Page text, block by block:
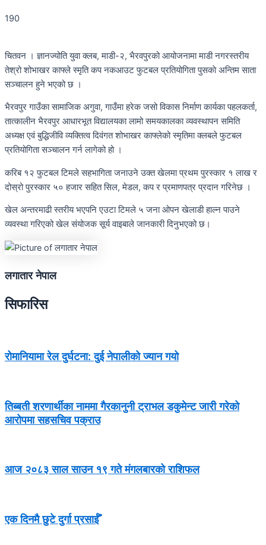
190
चितवन । ज्ञानज्योति युवा क्लब, माडी-२, भैरवपुरको आयोजनामा माडी नगरस्तरीय
तेश्रो शोभाखर काफ्ले स्मृति कप नकआउट फुटबल प्रतियोगिता पुसकाे अन्तिम साता
सञ्चालन हुने भएको छ ।
भैरवपुर गाउँका सामाजिक अगुवा, गाउँमा हरेक जसो विकास निर्माण कार्यका पहलकर्ता,
तात्कालीन भैरवपुर आधारभूत विद्यालयका लामो समयकालका व्यवस्थापन समिति
अध्यक्ष एवं बुद्धिजीवि व्यक्तित्व दिवंगत शोभाखर काफ्लेको स्मृतिमा क्लबले फुटबल
प्रतियोगिता सञ्चालन गर्न लागेको हो ।
करिब १२ फुटबल टिमले सहभागिता जनाउने उक्त खेलमा प्रथम पुरस्कार १ लाख र
दोस्रो पुरस्कार ५० हजार सहित सिल, मेडल, कप र प्रमाणपत्र प्रदान गरिनेछ ।
खेल अन्तरमाढी स्तरीय भएपनि एउटा टिमले ५ जना ओपन खेलाडी हाल्न पाउने
व्यवस्था गरिएको खेल संयोजक सूर्य वाइबाले जानकारी दिनुभएको छ।
लगातार नेपाल
सिफारिस
रोमानियामा रेल दुर्घटना: दुई नेपालीको ज्यान गयो
तिब्बती शरणार्थीका नाममा गैरकानुनी ट्राभल डकुमेन्ट जारी गरेको
आरोपमा सहसचिव पक्राउ
आज २०८३ साल साउन १९ गते मंगलबारको राशिफल
एक दिनमै छुटे दुर्गा प्रसाईँ